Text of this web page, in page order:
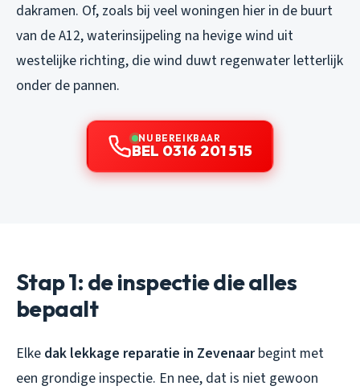
dakramen. Of, zoals bij veel woningen hier in de buurt
van de A12, waterinsijpeling na hevige wind uit
westelijke richting, die wind duwt regenwater letterlijk
onder de pannen.
NU BEREIKBAAR
BEL 0316 201 515
Stap 1: de inspectie die alles
bepaalt
Elke dak lekkage reparatie in Zevenaarbegint met
een grondige inspectie. En nee, dat is niet gewoon